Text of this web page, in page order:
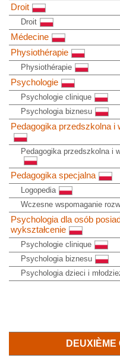
Droit
Droit
Médecine
Physiothérapie
Physiothérapie
Psychologie
Psychologie clinique
Psychologia biznesu
Pedagogika przedszkolna i
Pedagogika przedszkolna i
Pedagogika specjalna
Logopedia
Wczesne wspomaganie
Psychologia dla osób
wykształcenie
Psychologie clinique
Psychologia biznesu
Psychologia dzieci i